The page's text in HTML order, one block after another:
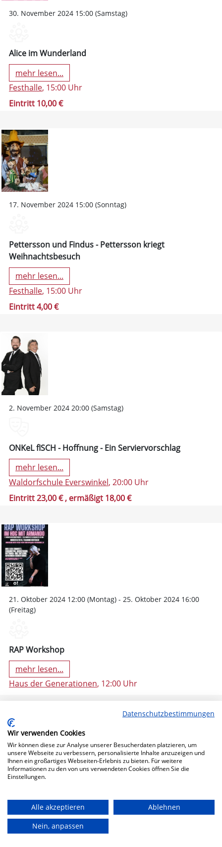
30. November 2024 15:00 (Samstag)
Alice im Wunderland
mehr lesen...
Festhalle, 15:00 Uhr
Eintritt 10,00 €
17. November 2024 15:00 (Sonntag)
Pettersson und Findus - Pettersson kriegt
Weihnachtsbesuch
mehr lesen...
Festhalle, 15:00 Uhr
Eintritt 4,00 €
2. November 2024 20:00 (Samstag)
ONKeL fISCH - Hoffnung - Ein Serviervorschlag
mehr lesen...
Waldorfschule Everswinkel, 20:00 Uhr
Eintritt 23,00 €, ermäßigt 18,00 €
21. Oktober 2024 12:00 (Montag) - 25. Oktober 2024 16:00
(Freitag)
RAP Workshop
mehr lesen...
Haus der Generationen, 12:00 Uhr
Bühne Frei!
Datenschutzbestimmungen
Wir verwenden Cookies
Wir können diese zur Analyse unserer Besucherdaten platzieren, um
unsere Webseite zu verbessern, personalisierte Inhalte anzuzeigen und
Ihnen ein großartiges Webseiten-Erlebnis zu bieten. Für weitere
Informationen zu den von uns verwendeten Cookies öffnen Sie die
Einstellungen.
Alle akzeptieren
Ablehnen
Nein, anpassen